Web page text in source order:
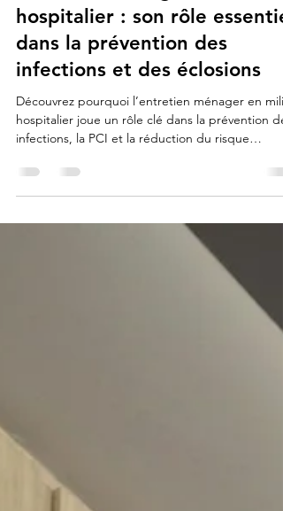
Entretien ménager en milieu
hospitalier : son rôle essentiel
dans la prévention des
infections et des éclosions
Découvrez pourquoi l’entretien ménager en
infections, la PCI et la réduction du risque